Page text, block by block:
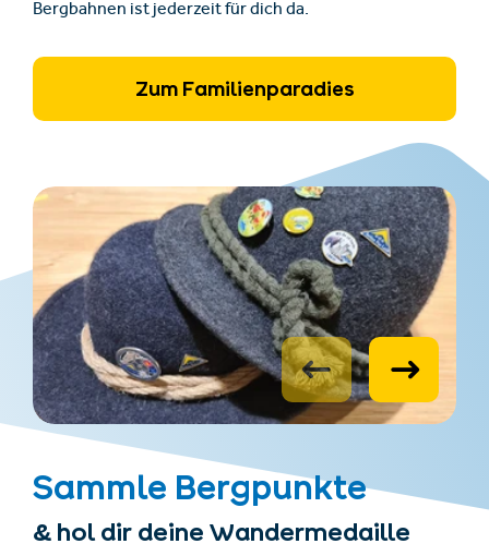
Bergbahnen ist jederzeit für dich da.
Zum Familienparadies
Sammle Bergpunkte
& hol dir deine Wandermedaille